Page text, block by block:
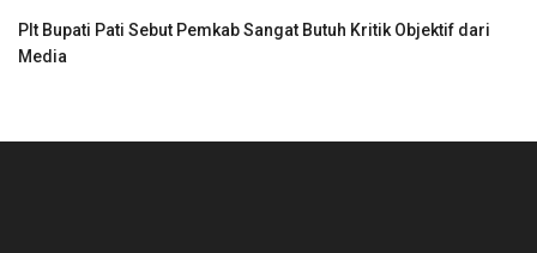
Plt Bupati Pati Sebut Pemkab Sangat Butuh Kritik Objektif dari
Media